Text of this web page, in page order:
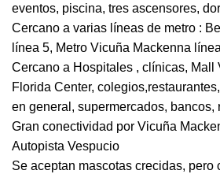
eventos, piscina, tres ascensores,
Cercano a varias líneas de metro :
línea 5, Metro Vicuña Mackenna
Cercano a Hospitales , clínicas, Mall
Florida Center,
en general, supermercados, bancos,
Gran conectividad por Vicuña
Autopista Vespucio
Se aceptan mascotas crecidas, pero